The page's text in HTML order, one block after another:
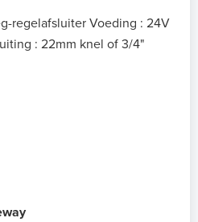
regelafsluiter Voeding : 24V
: 22mm knel of 3/4"